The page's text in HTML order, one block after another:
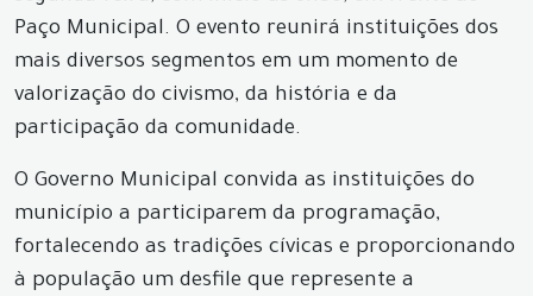
Paço Municipal. O evento reunirá instituições dos
mais diversos segmentos em um momento de
valorização do civismo, da história e da
participação da comunidade.
O Governo Municipal convida as instituições do
município a participarem da programação,
fortalecendo as tradições cívicas e proporcionando
à população um desfile que represente a